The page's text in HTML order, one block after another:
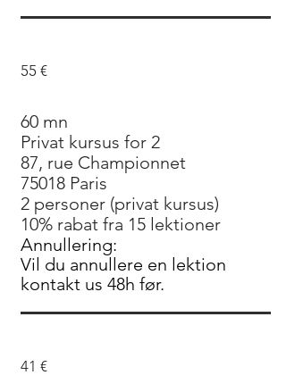
55 €
60 mn
Privat kursus for 2
87, rue Championnet
75018 Paris
2 personer (privat kursus)
10% rabat fra 15 lektioner
Annullering:
Vil du annullere en lektion
kontakt us 48h før.
41 €